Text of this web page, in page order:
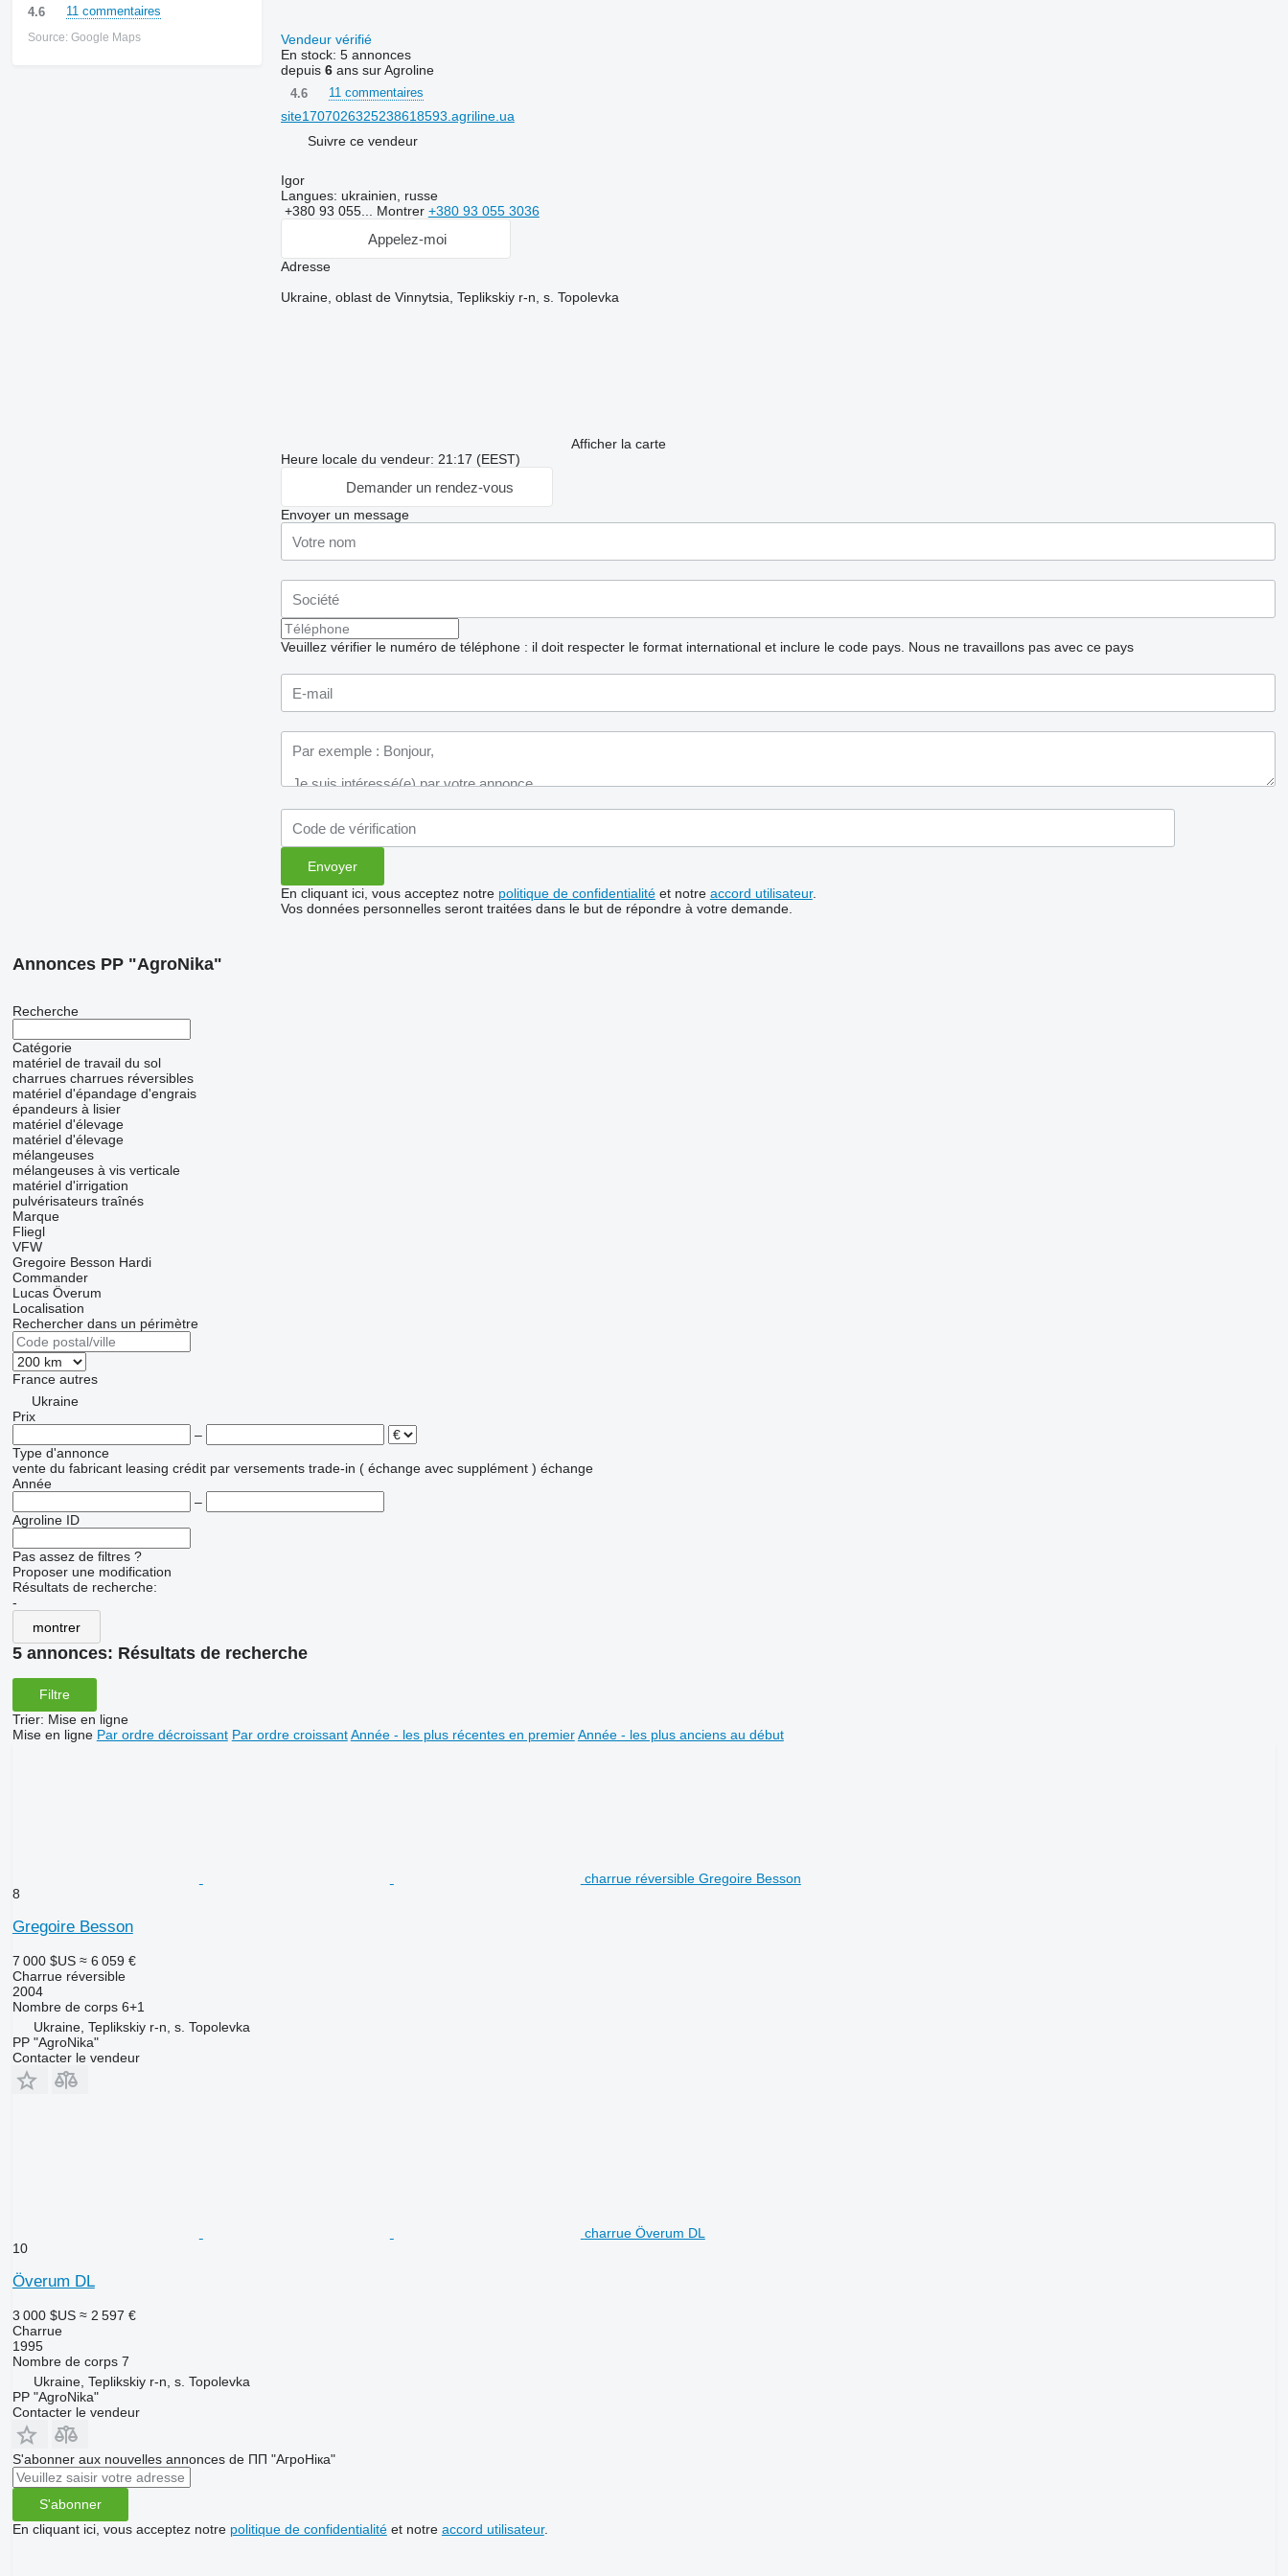
4.6 11 commentaires
Source: Google Maps
Vendeur vérifié
En stock: 5 annonces
depuis 6ans sur Agroline
4.6 11 commentaires
site1707026325238618593.agriline.ua
Suivre ce vendeur
Igor
Langues: ukrainien, russe
+380 93 055... Montrer +380 93 055 3036
Appelez-moi
Adresse
Ukraine, oblast de Vinnytsia, Teplikskiy r-n, s. Topolevka
Afficher la carte
Heure locale du vendeur: 21:17 (EEST)
Demander un rendez-vous
Envoyer un message
Veuillez vérifier le numéro de téléphone : il doit respecter le format international et inclure le code pays. Nous ne travaillons pas avec ce pays
En cliquant ici, vous acceptez notre politique de confidentialitéet notre accord utilisateur.
Vos données personnelles seront traitées dans le but de répondre à votre demande.
Annonces PP "AgroNika"
Recherche
Catégorie
matériel de travail du sol
charrues charrues réversibles
matériel d'épandage d'engrais
épandeurs à lisier
matériel d'élevage
matériel d'élevage
mélangeuses
mélangeuses à vis verticale
matériel d'irrigation
pulvérisateurs traînés
Marque
Fliegl
VFW
Gregoire Besson Hardi
Commander
Lucas Överum
Localisation
Rechercher dans un périmètre
France autres
Ukraine
Prix
–
Type d'annonce
vente du fabricant leasing crédit par versements trade-in ( échange avec supplément ) échange
Année
–
Agroline ID
Pas assez de filtres ?
Proposer une modification
Résultats de recherche:
-
montrer
5 annonces: Résultats de recherche
Filtre
Trier: Mise en ligne
Mise en ligne Par ordre décroissant Par ordre croissant Année - les plus récentes en premier Année - les plus anciens au début
charrue réversible Gregoire Besson
8
Gregoire Besson
7 000 $US ≈ 6 059 €
Charrue réversible
2004
Nombre de corps 6+1
Ukraine, Teplikskiy r-n, s. Topolevka
PP "AgroNika"
Contacter le vendeur
charrue Överum DL
10
Överum DL
3 000 $US ≈ 2 597 €
Charrue
1995
Nombre de corps 7
Ukraine, Teplikskiy r-n, s. Topolevka
PP "AgroNika"
Contacter le vendeur
S'abonner aux nouvelles annonces de ПП "АгроНіка"
S'abonner
En cliquant ici, vous acceptez notre politique de confidentialitéet notre accord utilisateur.